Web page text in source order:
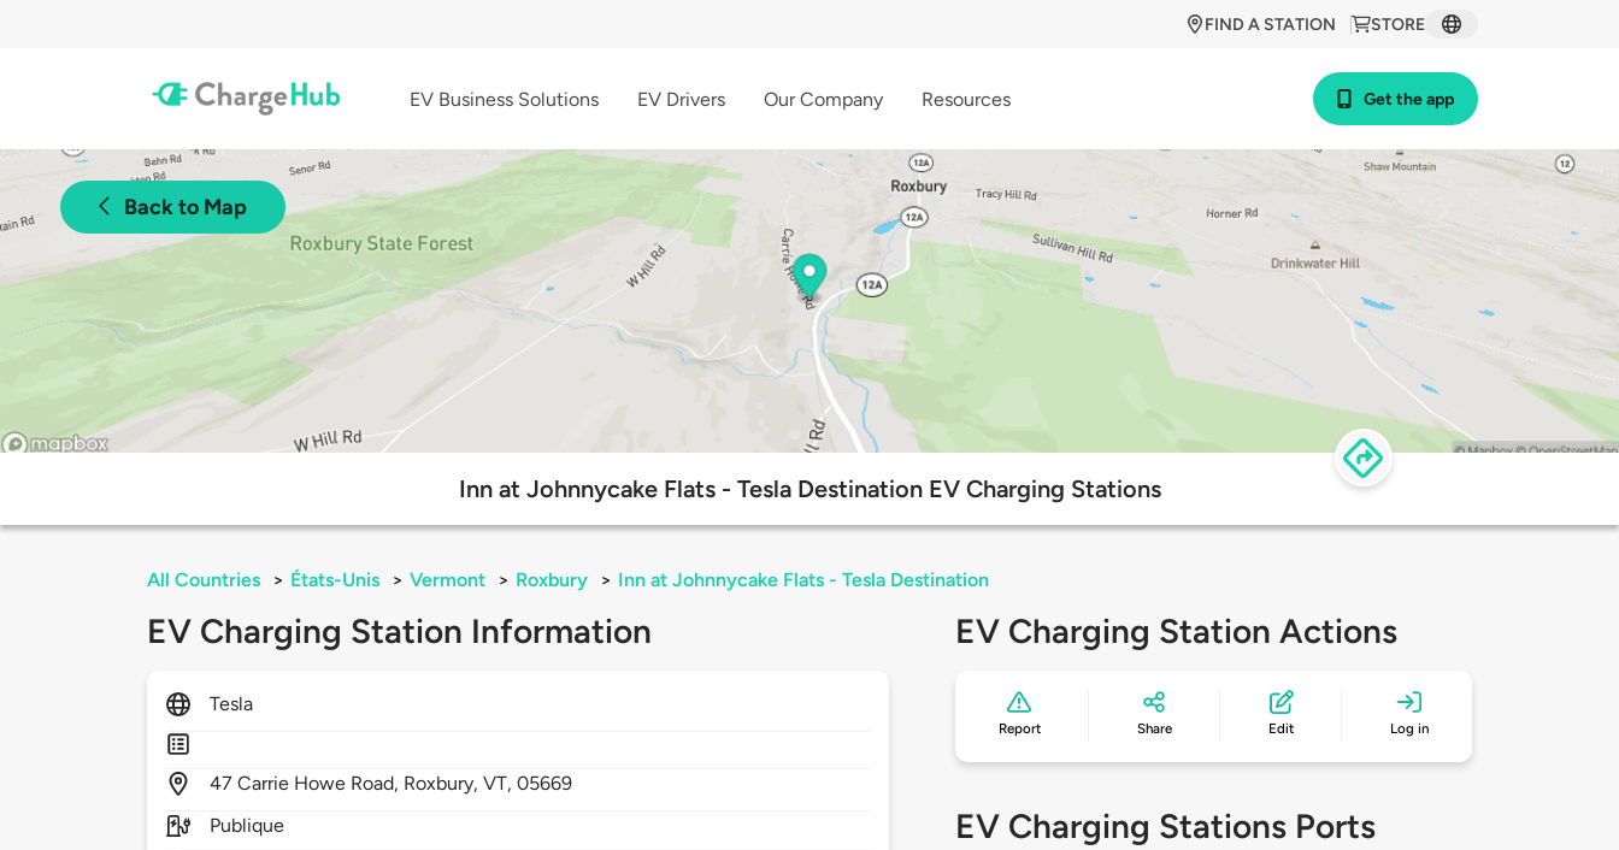
STORE
FIND A STATION
EV Business Solutions EV Drivers Our Company Resources Get the app
Back to Map
Inn at Johnnycake Flats - Tesla Destination EV Charging Stations
All Countries > États-Unis > Vermont > Roxbury > Inn at Johnnycake Flats - Tesla Destination
EV Charging Station Information
Tesla
47Carrie Howe Road, Roxbury,VT,05669
Publique
EV Charging Station Actions
Report Share Edit Log in
EV Charging Stations Ports